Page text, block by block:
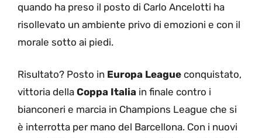
quando ha preso il posto di Carlo Ancelotti ha
risollevato un ambiente privo di emozioni e con il
morale sotto ai piedi.
Risultato? Posto in Europa League conquistato,
vittoria della Coppa Italia in finale contro i
bianconeri e marcia in Champions League che si
è interrotta per mano del Barcellona. Con i nuovi